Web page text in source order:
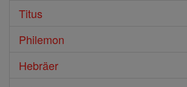
Titus
Philemon
Hebräer